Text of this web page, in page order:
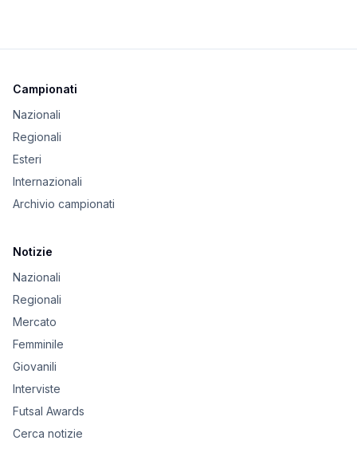
Campionati
Nazionali
Regionali
Esteri
Internazionali
Archivio campionati
Notizie
Nazionali
Regionali
Mercato
Femminile
Giovanili
Interviste
Futsal Awards
Cerca notizie